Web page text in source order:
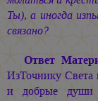
Ты), а иногда
связано?
Ответ
ИзТочнику
и добрые души